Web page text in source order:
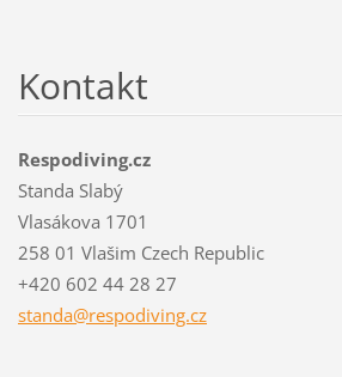
Kontakt
Respodiving.cz
Standa Slabý
Vlasákova 1701
258 01 Vlašim Czech Republic
+420 602 44 28 27
standa@respodiving.cz